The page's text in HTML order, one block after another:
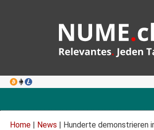
Home | News | Hunderte demonstrieren